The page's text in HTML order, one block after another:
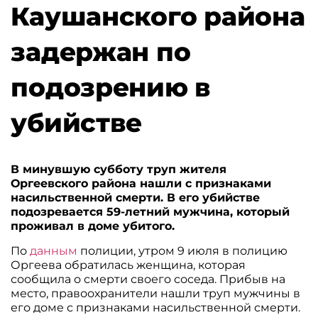
Каушанского района
задержан по
подозрению в
убийстве
В минувшую субботу труп жителя
Оргеевского района нашли с признаками
насильственной смерти. В его убийстве
подозревается 59-летний мужчина, который
проживал в доме убитого.
По данным полиции, утром 9 июля в полицию
Оргеева обратилась женщина, которая
сообщила о смерти своего соседа. Прибыв на
место, правоохранители нашли труп мужчины в
его доме с признаками насильственной смерти.